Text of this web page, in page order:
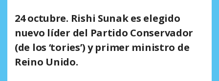
24 octubre. Rishi Sunak es elegido
nuevo líder del Partido Conservador
(de los ‘tories’) y primer ministro de
Reino Unido.